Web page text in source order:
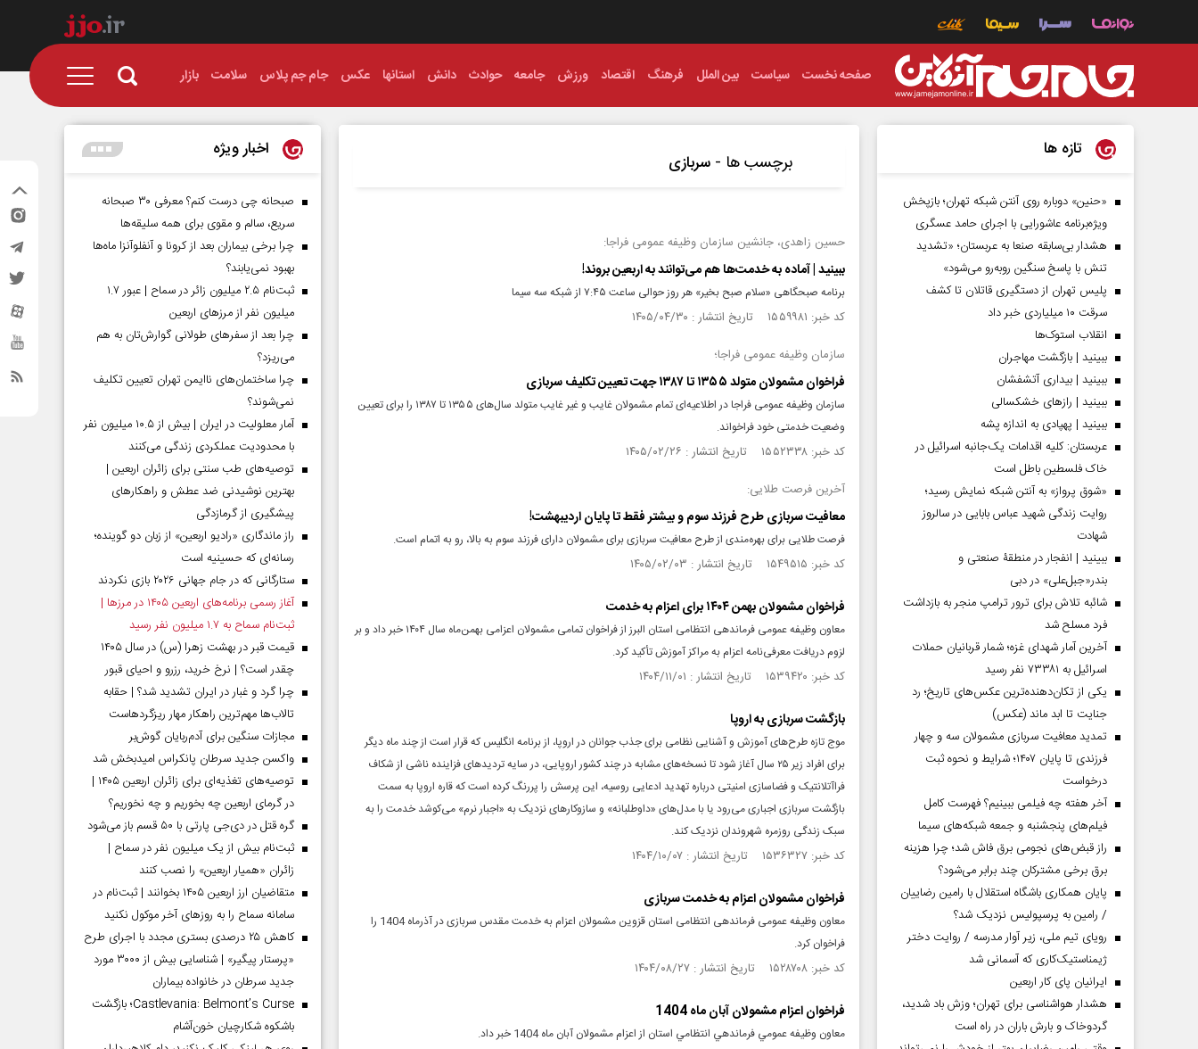
صفحه نخست سیاست بین الملل فرهنگ اقتصاد ورزش جامعه حوادث دانش استانها عکس جام جم پلاس سلامت بازار
برچسب ها - سربازی
حسین زاهدی، جانشین سازمان وظیفه‌ عمومی فراجا:
ببینید | آماده به خدمت‌ها هم می‌توانند به اربعین بروند!
برنامه صبحگاهی «سلام صبح بخیر» هر روز حوالی ساعت ۷:۴۵ از شبکه سه سیما
کد خبر: ۱۵۵۹۹۸۱ تاریخ انتشار : ۱۴۰۵/۰۴/۳۰
سازمان وظیفه عمومی فراجا؛
فراخوان مشمولان متولد ۱۳۵۵ تا ۱۳۸۷ جهت تعیین تکلیف سربازی
سازمان وظیفه عمومی فراجا در اطلاعیه‌ای تمام مشمولان غایب و غیر غایب متولد سال‌های ۱۳۵۵ تا ۱۳۸۷ را برای تعیین
وضعیت خدمتی خود فراخواند.
کد خبر: ۱۵۵۲۳۳۸ تاریخ انتشار : ۱۴۰۵/۰۲/۲۶
آخرین فرصت طلایی:
معافیت سربازی طرح فرزند سوم و بیشتر فقط تا پایان اردیبهشت!
فرصت طلایی برای بهره‌مندی از طرح معافیت سربازی برای مشمولان دارای فرزند سوم به بالا، رو به اتمام است.
کد خبر: ۱۵۴۹۵۱۵ تاریخ انتشار : ۱۴۰۵/۰۲/۰۳
فراخوان مشمولان بهمن ۱۴۰۴ برای اعزام به خدمت
معاون وظیفه عمومی فرماندهی انتظامی استان البرز از فراخوان تمامی مشمولان اعزامی بهمن‌ماه سال ۱۴۰۴ خبر داد و بر
لزوم دریافت معرفی‌نامه اعزام به مراکز آموزش تأکید کرد.
کد خبر: ۱۵۳۹۴۲۰ تاریخ انتشار : ۱۴۰۴/۱۱/۰۱
بازگشت سربازی به اروپا
موج تازه طرح‌های آموزش و آشنایی نظامی برای جذب جوانان در اروپا، از برنامه انگلیس که قرار است از چند ماه دیگر
برای افراد زیر ۲۵ سال آغاز شود تا نسخه‌های مشابه در چند کشور اروپایی، در سایه تردیدهای فزاینده ناشی از شکاف
فراآتلانتیک و فضاسازی امنیتی درباره تهدید ادعایی روسیه، این پرسش را پررنگ کرده است که قاره اروپا به سمت
بازگشت سربازی اجباری می‌رود یا با مدل‌های «داوطلبانه» و سازوکارهای نزدیک به «اجبار نرم» می‌کوشد خدمت را به
سبک زندگی روزمره شهروندان نزدیک کند.
کد خبر: ۱۵۳۶۳۲۷ تاریخ انتشار : ۱۴۰۴/۱۰/۰۷
فراخوان مشمولان اعزام به خدمت سربازی
معاون وظیفه عمومی فرماندهی انتظامی استان قزوین مشمولان اعزام به خدمت مقدس سربازی در آذرماه 1404 را
فراخوان کرد.
کد خبر: ۱۵۲۸۷۰۸ تاریخ انتشار : ۱۴۰۴/۰۸/۲۷
فراخوان اعزام مشمولان آبان ماه 1404
معاون وظيفه عمومي فرماندهي انتظامي استان از اعزام مشمولان آبان ماه 1404 خبر داد.
تازه ها
«حنین» دوباره روی آنتن شبکه تهران؛ بازپخش
ویژه‌برنامه عاشورایی با اجرای حامد عسگری
هشدار بی‌سابقه صنعا به عربستان؛ «تشدید
تنش با پاسخ سنگین روبه‌رو می‌شود»
پلیس تهران از دستگیری قاتلان تا کشف
سرقت ۱۰ میلیاردی خبر داد
انقلاب استوک‌ها
ببینید | بازگشت مهاجران
ببینید | بیداری آتشفشان
ببینید | رازهای خشکسالی
ببینید | پهپادی به اندازه پشه
عربستان: کلیه اقدامات یک‌جانبه اسرائیل در
خاک فلسطین باطل است
«شوق پرواز» به آنتن شبکه نمایش رسید؛
روایت زندگی شهید عباس بابایی در سالروز
شهادت
ببینید | انفجار در منطقۀ صنعتی و
بندر«جبل‌علی» در دبی
شائبه تلاش برای ترور ترامپ منجر به بازداشت
فرد مسلح شد
آخرین آمار شهدای غزه؛ شمار قربانیان حملات
اسرائیل به ۷۳۳۸۱ نفر رسید
یکی از تکان‌دهنده‌ترین عکس‌های تاریخ؛ رد
جنایت تا ابد ماند (عکس)
تمدید معافیت سربازی مشمولان سه و چهار
فرزندی تا پایان ۱۴۰۷؛ شرایط و نحوه ثبت
درخواست
آخر هفته چه فیلمی ببینیم؟ فهرست کامل
فیلم‌های پنجشنبه و جمعه شبکه‌های سیما
راز قبض‌های نجومی برق فاش شد؛ چرا هزینه
برق برخی مشترکان چند برابر می‌شود؟
پایان همکاری باشگاه استقلال با رامین رضاییان
/ رامین به پرسپولیس نزدیک شد؟
رویای تیم ملی، زیر آوار مدرسه / روایت دختر
ژیمناستیک‌کاری که آسمانی شد
ایرانیان پای کار اربعین
هشدار هواشناسی برای تهران؛ وزش باد شدید،
گردوخاک و بارش باران در راه است
اخبار ویژه
صبحانه چی درست کنم؟ معرفی ۳۰ صبحانه
سریع، سالم و مقوی برای همه سلیقه‌ها
چرا برخی بیماران بعد از کرونا و آنفلوآنزا ماه‌ها
بهبود نمی‌یابند؟
ثبت‌نام ۲.۵ میلیون زائر در سماح | عبور ۱.۷
میلیون نفر از مرز‌های اربعین
چرا بعد از سفرهای طولانی گوارش‌تان به هم
می‌ریزد؟
چرا ساختمان‌های ناایمن تهران تعیین تکلیف
نمی‌شوند؟
آمار معلولیت در ایران | بیش از ۱۰.۵ میلیون نفر
با محدودیت عملکردی زندگی می‌کنند
توصیه‌های طب سنتی برای زائران اربعین |
بهترین نوشیدنی ضد عطش و راهکارهای
پیشگیری از گرمازدگی
راز ماندگاری «رادیو اربعین» از زبان دو گوینده؛
رسانه‌ای که حسینیه است
ستارگانی که در جام جهانی ۲۰۲۶ بازی نکردند
آغاز رسمی برنامه‌های اربعین ۱۴۰۵ در مرز‌ها |
ثبت‌نام سماح به ۱.۷ میلیون نفر رسید
قیمت قبر در بهشت زهرا (س) در سال ۱۴۰۵
چقدر است؟ | نرخ خرید، رزرو و احیای قبور
چرا گرد و غبار در ایران تشدید شد؟ | حقابه
تالاب‌ها مهم‌ترین راهکار مهار ریزگردهاست
مجازات سنگین برای آدم‌ربایان گوش‌بر
واکسن جدید سرطان پانکراس امیدبخش شد
توصیه‌های تغذیه‌ای برای زائران اربعین ۱۴۰۵ |
در گرمای اربعین چه بخوریم و چه نخوریم؟
گره قتل در دی‌جی پارتی با ۵۰ قسم باز می‌شود
ثبت‌نام بیش از یک میلیون نفر در سماح |
زائران «همیار اربعین» را نصب کنند
متقاضیان ارز اربعین ۱۴۰۵ بخوانند | ثبت‌نام در
سامانه سماح را به روز‌های آخر موکول نکنید
کاهش ۲۵ درصدی بستری مجدد با اجرای طرح
«پرستار پیگیر» | شناسایی بیش از ۳۰۰۰ مورد
جدید سرطان در خانواده بیماران
Castlevania: Belmont’s Curse؛ بازگشت
باشکوه شکارچیان خون‌آشام